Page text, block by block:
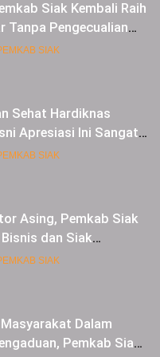
Siak Kembali Raih
Tanpa Pengecualian
RI.SIAK
Sehat Hardiknas
Apresiasi Ini Sangat
SIAK
Asing, Pemkab Siak
dan Siak
2024SIAK
Dalam
Pemkab Siak